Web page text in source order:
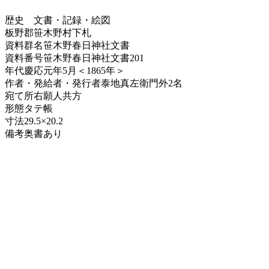
歴史
文書・記録・絵図
板野郡笹木野村下札
資料群名笹木野春日神社文書
資料番号笹木野春日神社文書201
年代慶応元年5月＜1865年＞
作者・発給者・発行者泰地真左衛門外2名
宛て所右願人共方
形態タテ帳
寸法29.5×20.2
備考奥書あり